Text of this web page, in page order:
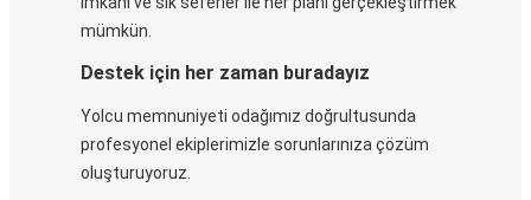
mümkün.
Destek için her zaman buradayız
Yolcu memnuniyeti odağımız doğrultusunda
profesyonel ekiplerimizle sorunlarınıza çözüm
oluşturuyoruz.